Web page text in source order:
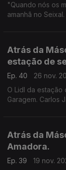
"Quando nós os
amanhã no
Atrás da
estação de
Ep. 40
26 nov.
O Lidl da
Garagem. Carlos
Atrás da
Amadora.
Ep. 39
19 nov.